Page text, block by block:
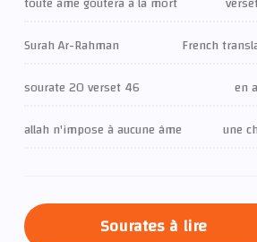
Surah Ar-Rahman
French
sourate 20 verset 46
en
allah n'impose à aucune âme
une
Sourates à lire